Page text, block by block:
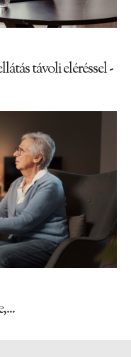
távoli eléréssel -